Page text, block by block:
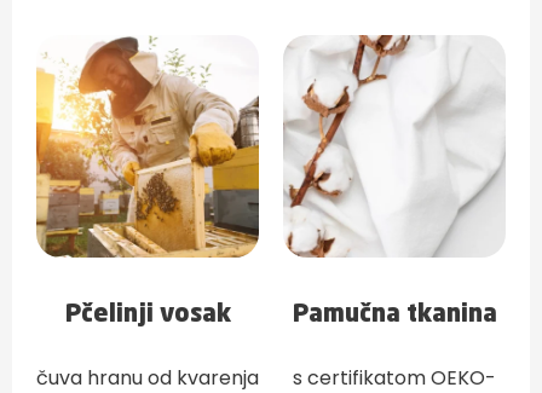
Pčelinji vosak
čuva hranu od kvarenja
Pamučna tkanina
s certifikatom OEKO-